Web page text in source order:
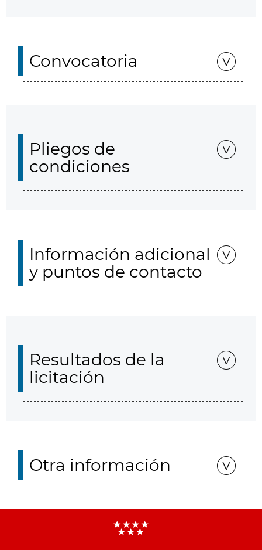
Convocatoria
Pliegos de
condiciones
Información adicional
y puntos de contacto
Resultados de la
licitación
Otra información